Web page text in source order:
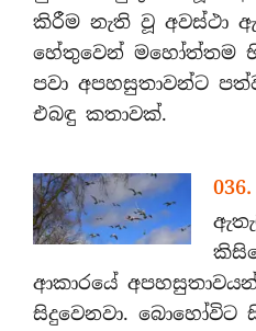
කිරීම නැති වූ අවස්ථා
හේතුවෙන් මහෝත්තම
පවා අපහසුතාවන්ට
එබඳු කතාවක්.
ආකාරයේ
සිදුවෙනවා. බොහෝවිට